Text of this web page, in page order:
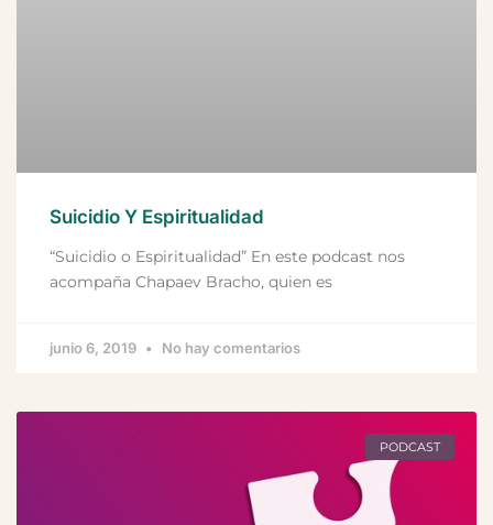
Suicidio Y Espiritualidad
“Suicidio o Espiritualidad” En este podcast nos
acompaña Chapaev Bracho, quien es
junio 6, 2019 No hay comentarios
PODCAST